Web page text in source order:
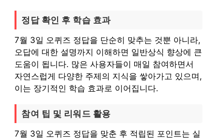
정답 확인 후 학습 효과
7월 3일 오퀴즈 정답을 단순히 맞추는 것뿐 아니라,
오답에 대한 설명까지 이해하면 일반상식 향상에 큰
도움이 됩니다. 많은 사용자들이 매일 참여하면서
자연스럽게 다양한 주제의 지식을 쌓아가고 있으며,
이는 장기적인 학습 효과로 이어집니다.
참여 팁 및 리워드 활용
7월 3일 오퀴즈 정답을 맞춘 후 적립된 포인트는 실